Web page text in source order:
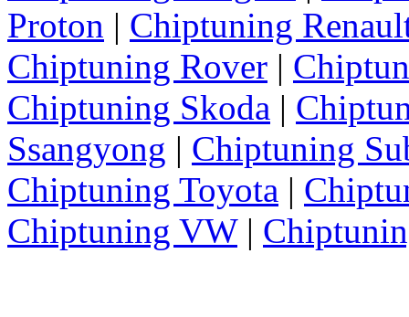
Proton | Chiptuning
Chiptuning Rover |
Chiptuning Skoda |
Ssangyong | Chiptuning
Chiptuning Toyota |
Chiptuning VW|